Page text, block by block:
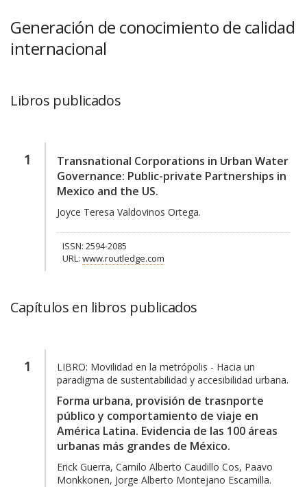
Generación de conocimiento de calidad
internacional
Libros publicados
1
Transnational Corporations in Urban Water
Governance: Public-private Partnerships in
Mexico and the US.
Joyce Teresa Valdovinos Ortega.
ISSN: 2594-2085
URL: www.routledge.com
Capítulos en libros publicados
1 LIBRO: Movilidad en la metrópolis - Hacia un
paradigma de sustentabilidad y accesibilidad urbana.
Forma urbana, provisión de trasnporte
público y comportamiento de viaje en
América Latina. Evidencia de las 100 áreas
urbanas más grandes de México.
Erick Guerra, Camilo Alberto Caudillo Cos, Paavo
Monkkonen, Jorge Alberto Montejano Escamilla.